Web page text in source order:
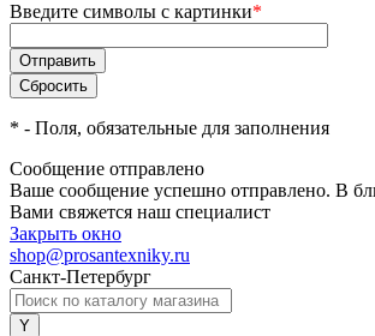
Введите символы с картинки*
* - Поля, обязательные для заполнения
Сообщение отправлено
Ваше сообщение успешно отправлено. В
Вами свяжется наш специалист
Закрыть окно
shop@prosantexniky.ru
Санкт-Петербург